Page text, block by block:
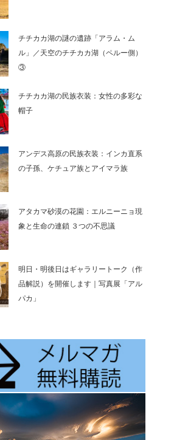
チチカカ湖の謎の遺跡「アラム・ム
ル」／天空のチチカカ湖（ペルー側）
③
チチカカ湖の民族衣装：女性の多彩な
帽子
アンデス高原の民族衣装：インカ直系
の子孫、ケチュア族とアイマラ族
アタカマ砂漠の花園：エルニーニョ現
象と生命の連鎖 ３つの不思議
明日・明後日はギャラリートーク（作
品解説）を開催します｜写真展「アル
パカ」